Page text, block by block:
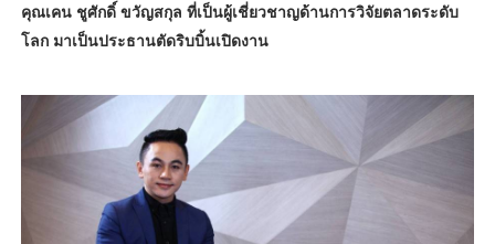
คุณเคน ชูศักดิ์ ขวัญสกุล ที่เป็นผู้เชี่ยวชาญด้านการวิจัยตลาดระดับ
โลก มาเป็นประธานตัดริบบิ้นเปิดงาน